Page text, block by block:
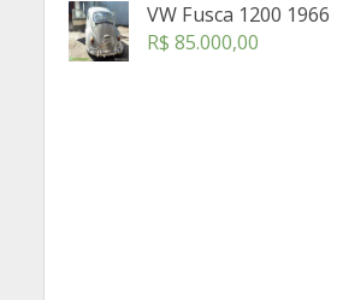
VW Fusca 1200 1966
R$ 85.000,00